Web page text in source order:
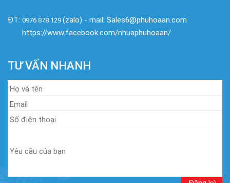
ĐT: 0976 878 129 (zalo) - mail: Sales6@phuhoaan.com
https://www.facebook.com/nhuaphuhoaan/
TƯ VẤN NHANH